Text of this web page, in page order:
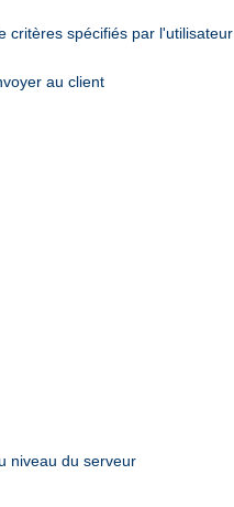
critères spécifiés par l'utilisateur
au client
niveau du serveur